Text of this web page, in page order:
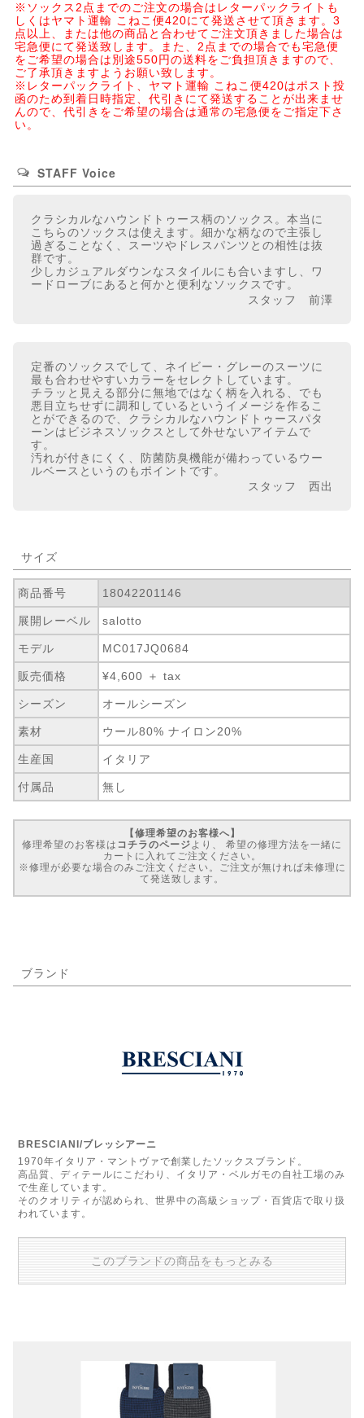
※ソックス2点までのご注文の場合はレターパックライトも
しくはヤマト運輸 こねこ便420にて発送させて頂きます。3
点以上、または他の商品と合わせてご注文頂きました場合は
宅急便にて発送致します。また、2点までの場合でも宅急便
をご希望の場合は別途550円の送料をご負担頂きますので、
ご了承頂きますようお願い致します。
※レターパックライト、ヤマト運輸 こねこ便420はポスト投
函のため到着日時指定、代引きにて発送することが出来ませ
んので、代引きをご希望の場合は通常の宅急便をご指定下さ
い。
STAFF Voice
クラシカルなハウンドトゥース柄のソックス。本当に
こちらのソックスは使えます。細かな柄なので主張し
過ぎることなく、スーツやドレスパンツとの相性は抜
群です。
少しカジュアルダウンなスタイルにも合いますし、ワ
ードローブにあると何かと便利なソックスです。
スタッフ 前澤
定番のソックスでして、ネイビー・グレーのスーツに
最も合わせやすいカラーをセレクトしています。
チラッと見える部分に無地ではなく柄を入れる、でも
悪目立ちせずに調和しているというイメージを作るこ
とができるので、クラシカルなハウンドトゥースパタ
ーンはビジネスソックスとして外せないアイテムで
す。
汚れが付きにくく、防菌防臭機能が備わっているウー
ルベースというのもポイントです。
スタッフ 西出
サイズ
商品番号 18042201146
展開レーベル salotto
モデル MC017JQ0684
販売価格 ¥4,600 ＋ tax
シーズン オールシーズン
素材 ウール80% ナイロン20%
生産国 イタリア
付属品 無し
【修理希望のお客様へ】
修理希望のお客様は コチラのページ より、 希望の修理方法を一緒に
カートに入れてご注文ください。
※修理が必要な場合のみご注文ください。ご注文が無ければ未修理に
て発送致します。
ブランド
BRESCIANI/ブレッシアーニ
1970年イタリア・マントヴァで創業したソックスブランド。
高品質、ディテールにこだわり、イタリア・ベルガモの自社工場のみ
で生産しています。
そのクオリティが認められ、世界中の高級ショップ・百貨店で取り扱
われています。
このブランドの商品をもっとみる